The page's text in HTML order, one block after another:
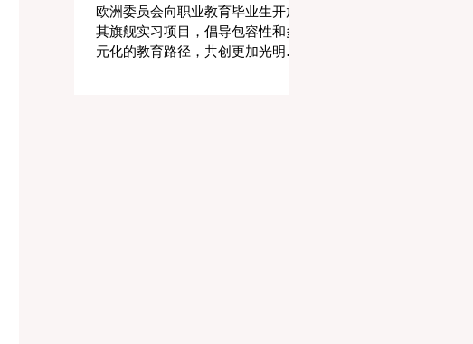
文书工作时间，教育机构的员工士
气和留任率也得到了提升，为所有
人创造了一个更加稳定和积极的环
欧洲委员会向职业教育毕业生开放
其旗舰实习项目，倡导包容性和多
元化的教育路径，共创更加光明的